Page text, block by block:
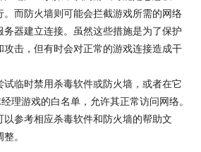
而防火墙则可能会拦截游戏所需的网络
器建立连接。虽然这些措施是为了保护
击，但有时会对正常的游戏连接造成干
临时禁用杀毒软件或防火墙，或者在它
理游戏的白名单，允许其正常访问网络。
参考相应杀毒软件和防火墙的帮助文
。